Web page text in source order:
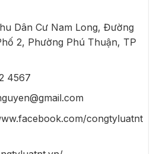
Dân Cư Nam Long, Đường
2, Phường Phú Thuận, TP
4567
congtyluatnt